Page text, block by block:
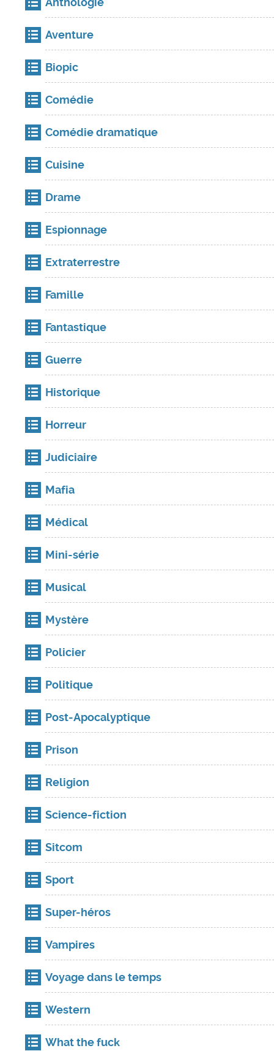
Aventure
Biopic
Comédie
Comédie dramatique
Cuisine
Drame
Espionnage
Extraterrestre
Famille
Fantastique
Guerre
Historique
Horreur
Judiciaire
Mafia
Médical
Mini-série
Musical
Mystère
Policier
Politique
Post-Apocalyptique
Prison
Religion
Science-fiction
Sitcom
Sport
Super-héros
Vampires
Voyage dans le temps
Western
What the fuck